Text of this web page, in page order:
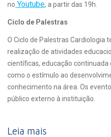
no Youtube, a partir das 19h.
Ciclo de Palestras
O Ciclo de Palestras Cardiologia
realização de atividades
científicas, educação
como o estímulo ao
conhecimento na área. Os
público externo à instituição.
Leia mais